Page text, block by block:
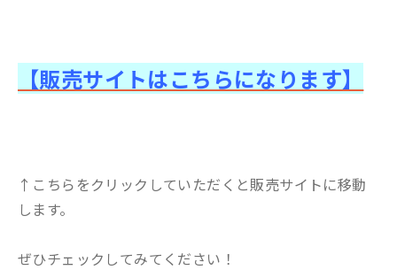
【販売サイトはこちらになります】
↑こちらをクリックしていただくと販売サイトに移動
します。
ぜひチェックしてみてください！